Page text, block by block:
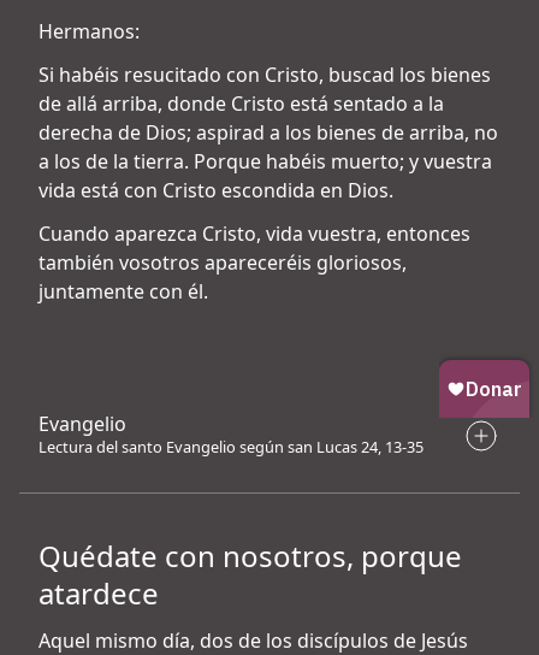
Hermanos:
Si habéis resucitado con Cristo, buscad los bienes
de allá arriba, donde Cristo está sentado a la
derecha de Dios; aspirad a los bienes de arriba, no
a los de la tierra. Porque habéis muerto; y vuestra
vida está con Cristo escondida en Dios.
Cuando aparezca Cristo, vida vuestra, entonces
también vosotros apareceréis gloriosos,
juntamente con él.
Evangelio
Lectura del santo Evangelio según san Lucas 24, 13-35
Quédate con nosotros, porque
atardece
Aquel mismo día, dos de los discípulos de Jesús